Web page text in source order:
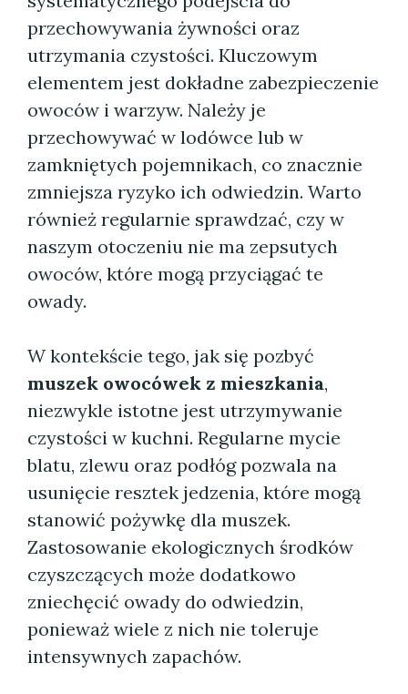
przechowywania żywności oraz
utrzymania czystości. Kluczowym
elementem jest dokładne zabezpieczenie
owoców i warzyw. Należy je
przechowywać w lodówce lub w
zamkniętych pojemnikach, co znacznie
zmniejsza ryzyko ich odwiedzin. Warto
również regularnie sprawdzać, czy w
naszym otoczeniu nie ma zepsutych
owoców, które mogą przyciągać te
owady.
W kontekście tego, jak się pozbyć
muszek owocówek z mieszkania,
niezwykle istotne jest utrzymywanie
czystości w kuchni. Regularne mycie
blatu, zlewu oraz podłóg pozwala na
usunięcie resztek jedzenia, które mogą
stanowić pożywkę dla muszek.
Zastosowanie ekologicznych środków
czyszczących może dodatkowo
zniechęcić owady do odwiedzin,
ponieważ wiele z nich nie toleruje
intensywnych zapachów.